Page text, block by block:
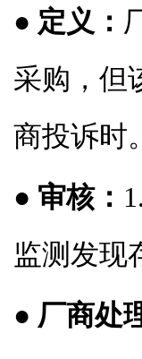
● 定义：
采购，但
商投诉时。
● 审核：
监测发现
● 厂商处